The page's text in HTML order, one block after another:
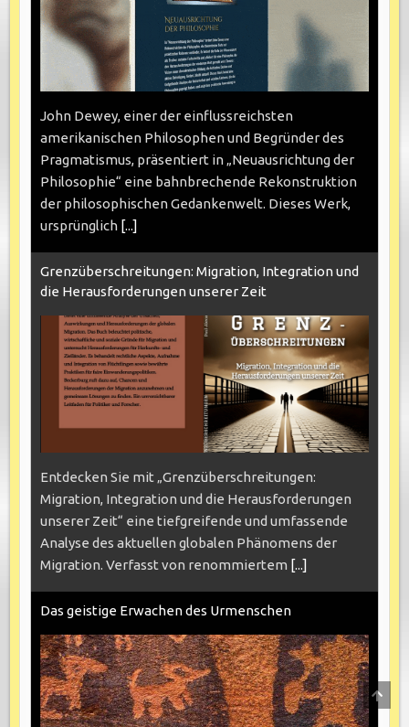
John Dewey, einer der einflussreichsten
amerikanischen Philosophen und Begründer des
Pragmatismus, präsentiert in „Neuausrichtung der
Philosophie“ eine bahnbrechende Rekonstruktion
der philosophischen Gedankenwelt. Dieses Werk,
ursprünglich [...]
Grenzüberschreitungen: Migration, Integration und
die Herausforderungen unserer Zeit
Entdecken Sie mit „Grenzüberschreitungen:
Migration, Integration und die Herausforderungen
unserer Zeit“ eine tiefgreifende und umfassende
Analyse des aktuellen globalen Phänomens der
Migration. Verfasst von renommiertem [...]
Das geistige Erwachen des Urmenschen
TO